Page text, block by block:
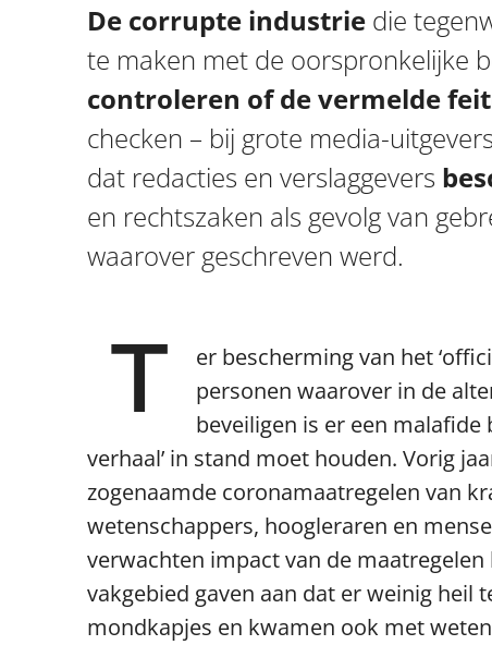
De corrupte industrie die
te maken met de oorspronkelijke
controleren of de vermelde
checken – bij grote media-
dat redacties en verslaggevers
en rechtszaken als gevolg van
waarover geschreven werd.
T
er bescherming van het
personen waarover in de
beveiligen is er een
verhaal’ in stand moet houden. Vorig
zogenaamde coronamaatregelen van
wetenschappers, hoogleraren en
verwachten impact van de
vakgebied gaven aan dat er weinig heil
mondkapjes en kwamen ook met